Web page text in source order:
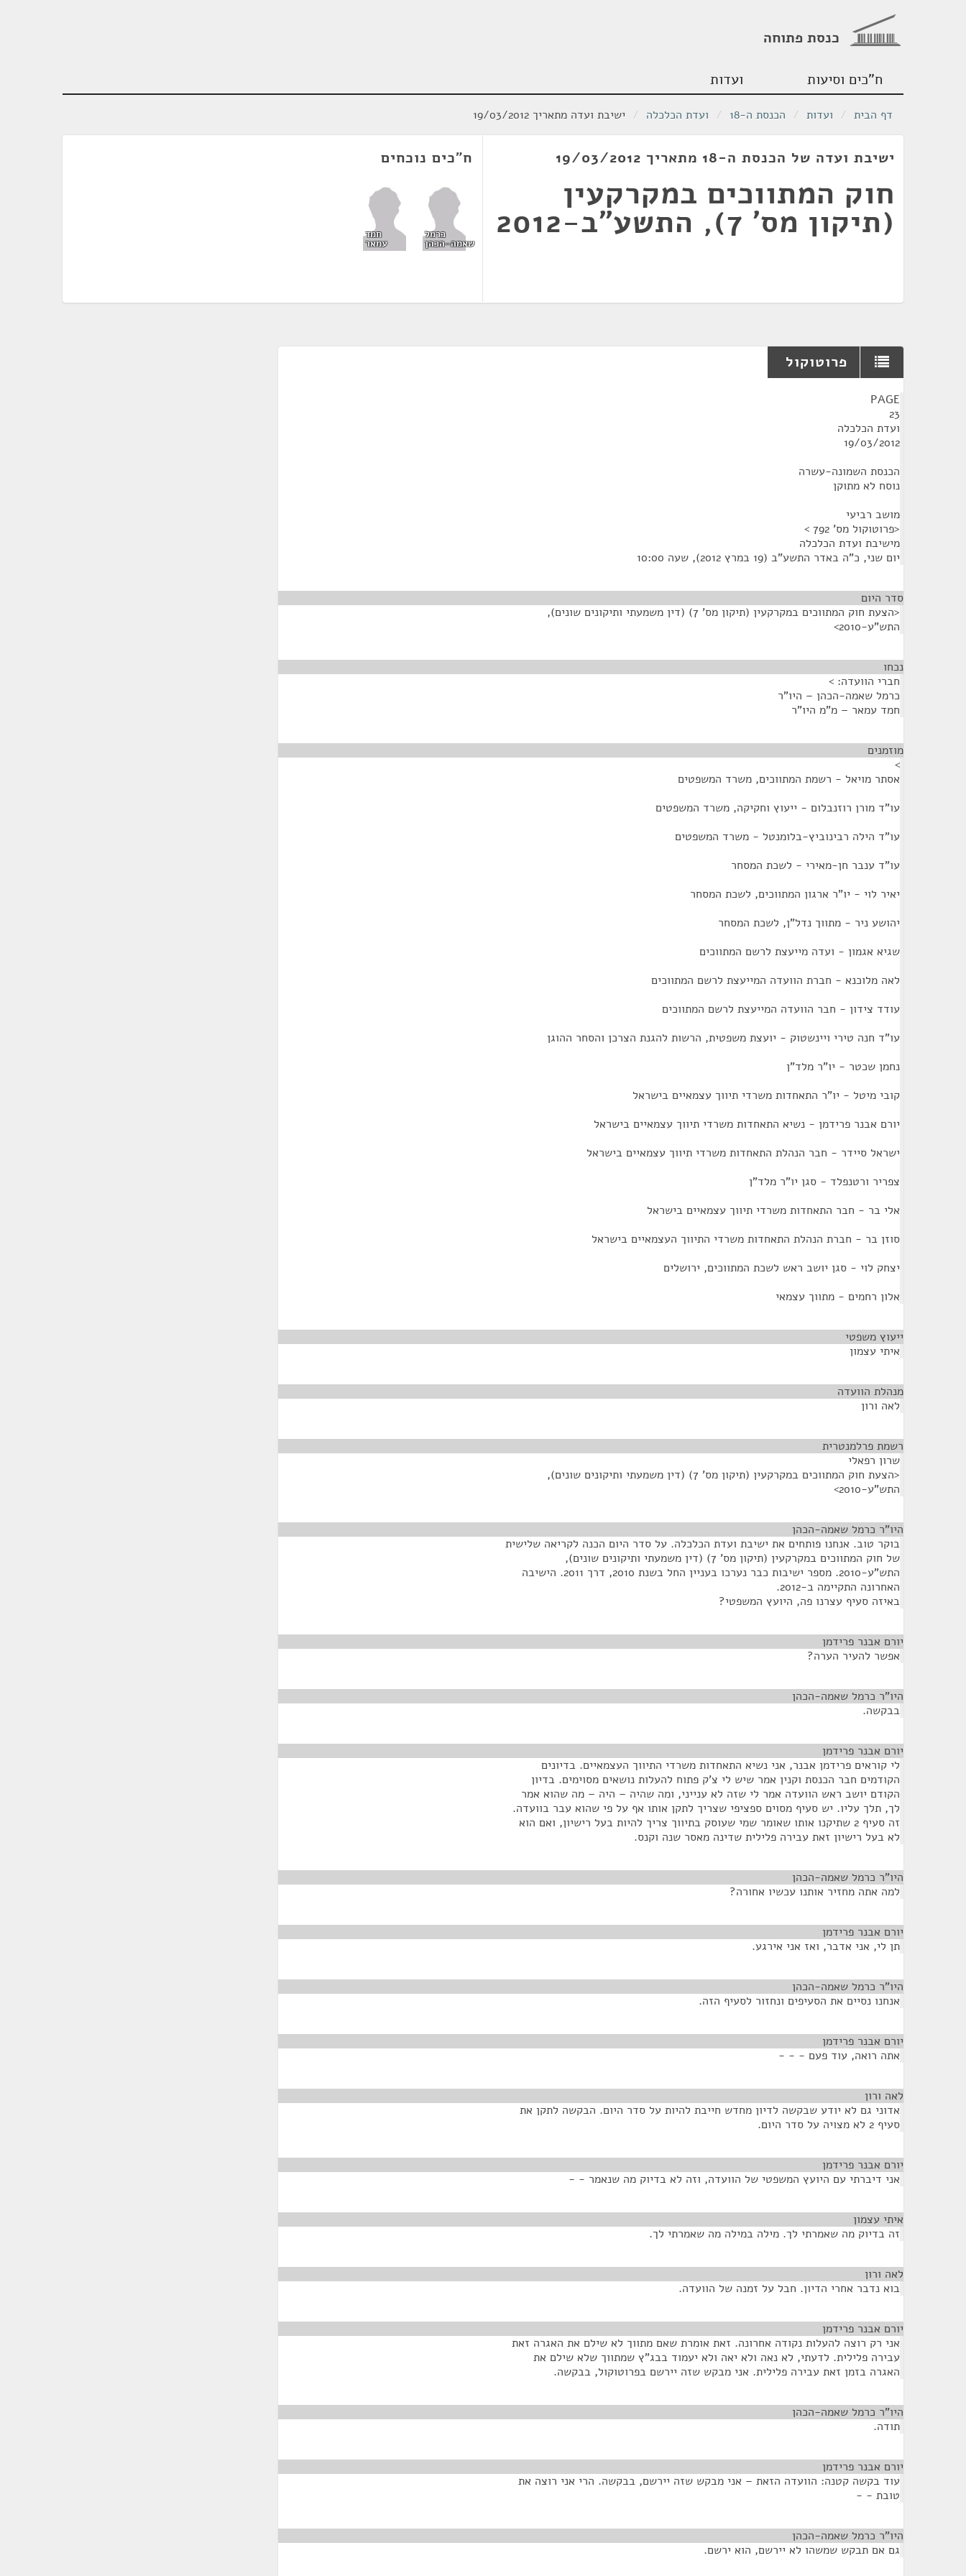
כנסת פתוחה
ח"כים וסיעות ועדות
דף הבית / ועדות / הכנסת ה-18 / ועדת הכלכלה / ישיבת ועדה מתאריך 19/03/2012
ישיבת ועדה של הכנסת ה-18 מתאריך 19/03/2012
חוק המתווכים במקרקעין
(תיקון מס' 7), התשע"ב-2012
ח"כים נוכחים
כרמל
שאמה-הכהן
חמד
עמאר
פרוטוקול
PAGE
23
ועדת הכלכלה
19/03/2012
הכנסת השמונה-עשרה
נוסח לא מתוקן
מושב רביעי
<פרוטוקול מס' 792 >
מישיבת ועדת הכלכלה
יום שני, כ"ה באדר התשע"ב (19 במרץ 2012), שעה 10:00
סדר היום
<הצעת חוק המתווכים במקרקעין (תיקון מס' 7) (דין משמעתי ותיקונים שונים),
התש"ע-2010>
נכחו
חברי הוועדה: >
כרמל שאמה-הכהן – היו"ר
חמד עמאר – מ"מ היו"ר
מוזמנים
>
אסתר מויאל - רשמת המתווכים, משרד המשפטים
עו"ד מורן רוזנבלום - ייעוץ וחקיקה, משרד המשפטים
עו"ד הילה רבינוביץ-בלומנטל - משרד המשפטים
עו"ד ענבר חן-מאירי - לשכת המסחר
יאיר לוי - יו"ר ארגון המתווכים, לשכת המסחר
יהושע ניר - מתווך נדל"ן, לשכת המסחר
שגיא אגמון - ועדה מייעצת לרשם המתווכים
לאה מלוכנא - חברת הוועדה המייעצת לרשם המתווכים
עודד צידון - חבר הוועדה המייעצת לרשם המתווכים
עו"ד חנה טירי ויינשטוק - יועצת משפטית, הרשות להגנת הצרכן והסחר ההוגן
נחמן שכטר - יו"ר מלד"ן
קובי מיטל - יו"ר התאחדות משרדי תיווך עצמאיים בישראל
יורם אבנר פרידמן - נשיא התאחדות משרדי תיווך עצמאיים בישראל
ישראל סיידר - חבר הנהלת התאחדות משרדי תיווך עצמאיים בישראל
צפריר ורטנפלד - סגן יו"ר מלד"ן
אלי בר - חבר התאחדות משרדי תיווך עצמאיים בישראל
סוזן בר - חברת הנהלת התאחדות משרדי התיווך העצמאיים בישראל
יצחק לוי - סגן יושב ראש לשכת המתווכים, ירושלים
אלון רחמים - מתווך עצמאי
ייעוץ משפטי
איתי עצמון
מנהלת הוועדה
לאה ורון
רשמת פרלמנטרית
שרון רפאלי
<הצעת חוק המתווכים במקרקעין (תיקון מס' 7) (דין משמעתי ותיקונים שונים),
התש"ע-2010>
היו"ר כרמל שאמה-הכהן
בוקר טוב. אנחנו פותחים את ישיבת ועדת הכלכלה. על סדר היום הכנה לקריאה שלישית
של חוק המתווכים במקרקעין (תיקון מס' 7) (דין משמעתי ותיקונים שונים),
התש"ע-2010. מספר ישיבות כבר נערכו בעניין החל בשנת 2010, דרך 2011. הישיבה
האחרונה התקיימה ב-2012.
באיזה סעיף עצרנו פה, היועץ המשפטי?
יורם אבנר פרידמן
אפשר להעיר הערה?
היו"ר כרמל שאמה-הכהן
בבקשה.
יורם אבנר פרידמן
לי קוראים פרידמן אבנר, אני נשיא התאחדות משרדי התיווך העצמאיים. בדיונים
הקודמים חבר הכנסת וקנין אמר שיש לי צ'ק פתוח להעלות נושאים מסוימים. בדיון
הקודם יושב ראש הוועדה אמר לי שזה לא ענייני, ומה שהיה – היה – מה שהוא אמר
לך, תלך עליו. יש סעיף מסוים ספציפי שצריך לתקן אותו אף על פי שהוא עבר בוועדה.
זה סעיף 2 שתיקנו אותו שאומר שמי שעוסק בתיווך צריך להיות בעל רישיון, ואם הוא
לא בעל רישיון זאת עבירה פלילית שדינה מאסר שנה וקנס.
היו"ר כרמל שאמה-הכהן
למה אתה מחזיר אותנו עכשיו אחורה?
יורם אבנר פרידמן
תן לי, אני אדבר, ואז אני אירגע.
היו"ר כרמל שאמה-הכהן
אנחנו נסיים את הסעיפים ונחזור לסעיף הזה.
יורם אבנר פרידמן
אתה רואה, עוד פעם - - -
לאה ורון
אדוני גם לא יודע שבקשה לדיון מחדש חייבת להיות על סדר היום. הבקשה לתקן את
סעיף 2 לא מצויה על סדר היום.
יורם אבנר פרידמן
אני דיברתי עם היועץ המשפטי של הוועדה, וזה לא בדיוק מה שנאמר - -
איתי עצמון
זה בדיוק מה שאמרתי לך. מילה במילה מה שאמרתי לך.
לאה ורון
בוא נדבר אחרי הדיון. חבל על זמנה של הוועדה.
יורם אבנר פרידמן
אני רק רוצה להעלות נקודה אחרונה. זאת אומרת שאם מתווך לא שילם את האגרה זאת
עבירה פלילית. לדעתי, לא נאה ולא יאה ולא יעמוד בבג"ץ שמתווך שלא שילם את
האגרה בזמן זאת עבירה פלילית. אני מבקש שזה יירשם בפרוטוקול, בבקשה.
היו"ר כרמל שאמה-הכהן
תודה.
יורם אבנר פרידמן
עוד בקשה קטנה: הוועדה הזאת – אני מבקש שזה יירשם, בבקשה. הרי אני רוצה את
טובת - -
היו"ר כרמל שאמה-הכהן
גם אם תבקש שמשהו לא יירשם, הוא ירשם.